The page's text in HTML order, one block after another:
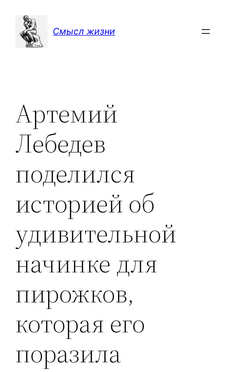
содержимому
Смысл жизни
Артемий
Лебедев
поделился
историей об
удивительной
начинке для
пирожков,
которая его
поразила